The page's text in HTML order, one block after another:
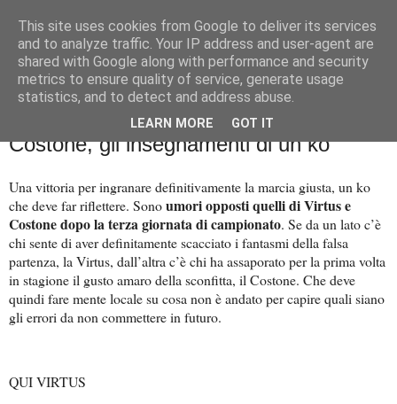
Palla al cerchio
martedì 17 ottobre 2023
Basket City: Virtus, vittoria da squadra.
Costone, gli insegnamenti di un ko
Una vittoria per ingranare definitivamente la marcia giusta, un ko
che deve far riflettere. Sonoumori opposti quelli di Virtus e
Costone dopo la terza giornata di campionato. Se da un lato c’è
chi sente di aver definitamente scacciato i fantasmi della falsa
partenza, la Virtus, dall’altra c’è chi ha assaporato per la prima volta
in stagione il gusto amaro della sconfitta, il Costone. Che deve
quindi fare mente locale su cosa non è andato per capire quali siano
gli errori da non commettere in futuro.
QUI VIRTUS
This site uses cookies from Google to deliver its services
and to analyze traffic. Your IP address and user-agent are
shared with Google along with performance and security
metrics to ensure quality of service, generate usage
statistics, and to detect and address abuse.
LEARN MORE GOT IT